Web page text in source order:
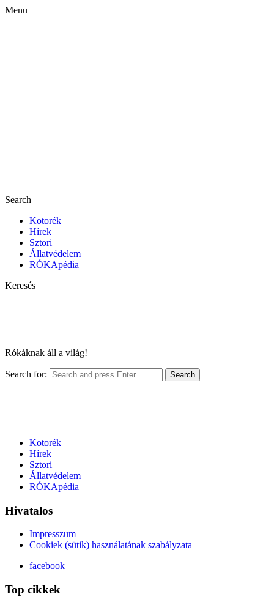
Menu
Search
Kotorék
Hírek
Sztori
Állatvédelem
RÓKApédia
Keresés
Rókáknak áll a világ!
Search for: Search
Kotorék
Hírek
Sztori
Állatvédelem
RÓKApédia
Hivatalos
Impresszum
Cookiek (sütik) használatának szabályzata
facebook
Top cikkek